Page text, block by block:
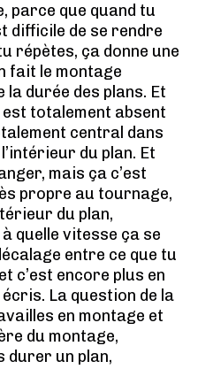
parce que quand tu
difficile de se rendre
répètes, ça donne une
fait le montage
la durée des plans. Et
totalement absent
central dans
du plan. Et
mais ça c’est
propre au tournage,
du plan,
quelle vitesse ça se
entre ce que tu
c’est encore plus en
La question de la
en montage et
du montage,
durer un plan,